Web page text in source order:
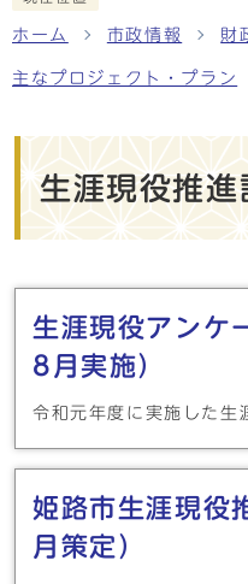
ホーム 市政情報 財
主なプロジェクト・プラン
生涯現役推進
メインメニュー
生涯現役アンケ
8月実施）
令和元年度に実施した生
姫路市生涯現役
月策定）